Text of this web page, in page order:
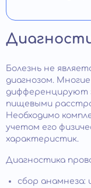
Болезнь не
диагнозом.
дифференцируют
пищевыми
Необходимо
учетом его
характеристик.
Диагностика
сбор